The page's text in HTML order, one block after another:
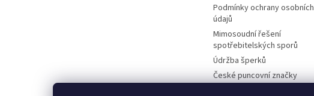
Podmínky ochrany osobních
údajů
Mimosoudní řešení
spotřebitelských sporů
Údržba šperků
České puncovní značky